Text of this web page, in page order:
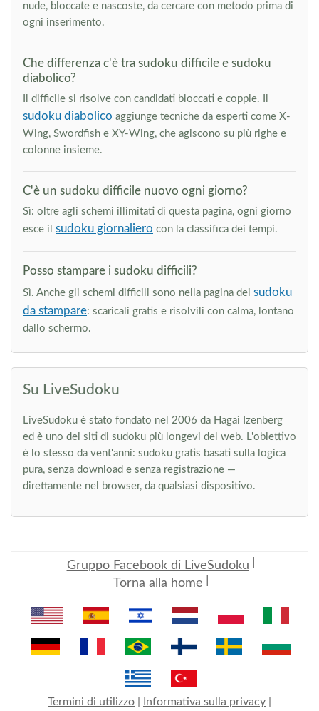
nude, bloccate e nascoste, da cercare con metodo prima di
ogni inserimento.
Che differenza c'è tra sudoku difficile e sudoku
diabolico?
Il difficile si risolve con candidati bloccati e coppie. Il
sudoku diabolico aggiunge tecniche da esperti come X-
Wing, Swordfish e XY-Wing, che agiscono su più righe e
colonne insieme.
C'è un sudoku difficile nuovo ogni giorno?
Sì: oltre agli schemi illimitati di questa pagina, ogni giorno
esce il sudoku giornaliero con la classifica dei tempi.
Posso stampare i sudoku difficili?
Sì. Anche gli schemi difficili sono nella pagina dei sudoku
da stampare: scaricali gratis e risolvili con calma, lontano
dallo schermo.
Su LiveSudoku
LiveSudoku è stato fondato nel 2006 da Hagai Izenberg
ed è uno dei siti di sudoku più longevi del web. L'obiettivo
è lo stesso da vent'anni: sudoku gratis basati sulla logica
pura, senza download e senza registrazione —
direttamente nel browser, da qualsiasi dispositivo.
Gruppo Facebook di LiveSudoku
Torna alla home
Termini di utilizzo Informativa sulla privacy